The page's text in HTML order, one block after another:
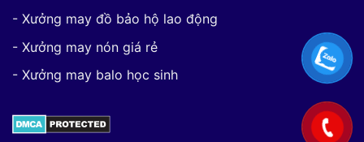
- Xưởng may đồ bảo hộ lao động
- Xưởng may nón giá rẻ
- Xưởng may balo học sinh